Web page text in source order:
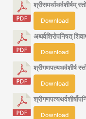
श्रीसमर्थाथर्वशीर्षम्
Download
अथर्वशिरोपनिषत्
Download
श्रीगणपत्यथर्वशीर्ष
Download
Download